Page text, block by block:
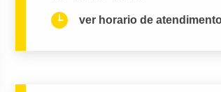
ver horario de